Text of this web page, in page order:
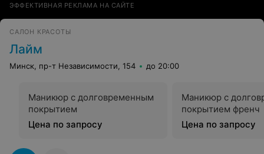
ЭФФЕКТИВНАЯ РЕКЛАМА НА САЙТЕ
САЛОН КРАСОТЫ
Лайм
Минск, пр-т Независимости, 154 до 20:00
Маникюр с долговременным
покрытием
Цена по запросу
Маникюр с
покрытием френч
Цена по запросу